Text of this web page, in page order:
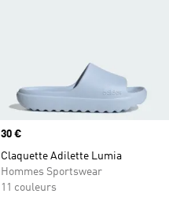
Prix
30 €
Claquette Adilette Lumia
Hommes Sportswear
11 couleurs